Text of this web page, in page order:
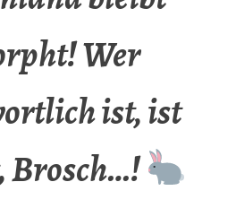
Wer
ist, ist
Brosch…!